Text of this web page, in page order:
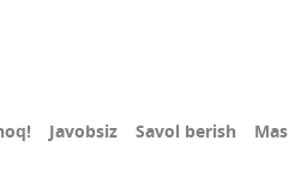
Javobsiz Savol berish